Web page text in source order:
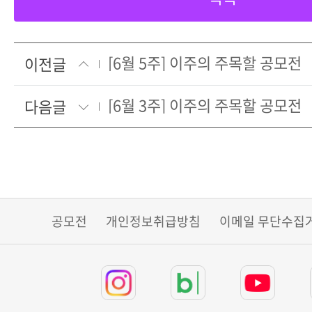
이전글
[6월 5주] 이주의 주목할 공모전
다음글
[6월 3주] 이주의 주목할 공모전
공모전 개인정보취급방침 이메일 무단수집